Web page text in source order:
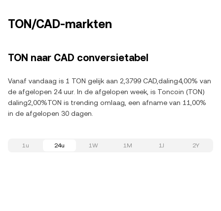
TON/CAD-markten
TON naar CAD conversietabel
Vanaf vandaag is 1 TON gelijk aan 2,3799 CAD,daling4,00% van
de afgelopen 24 uur. In de afgelopen week, is Toncoin (TON)
daling2,00%TON is trending omlaag, een afname van 11,00%
in de afgelopen 30 dagen.
1u 24u 1W 1M 1J 2Y